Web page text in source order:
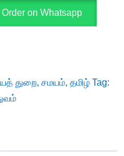
Order on Whatsapp
துறை, சமயம், தமிழ் Tag: